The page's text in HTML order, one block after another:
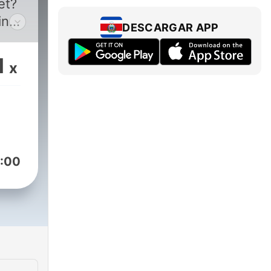
x
DESCARGAR APP